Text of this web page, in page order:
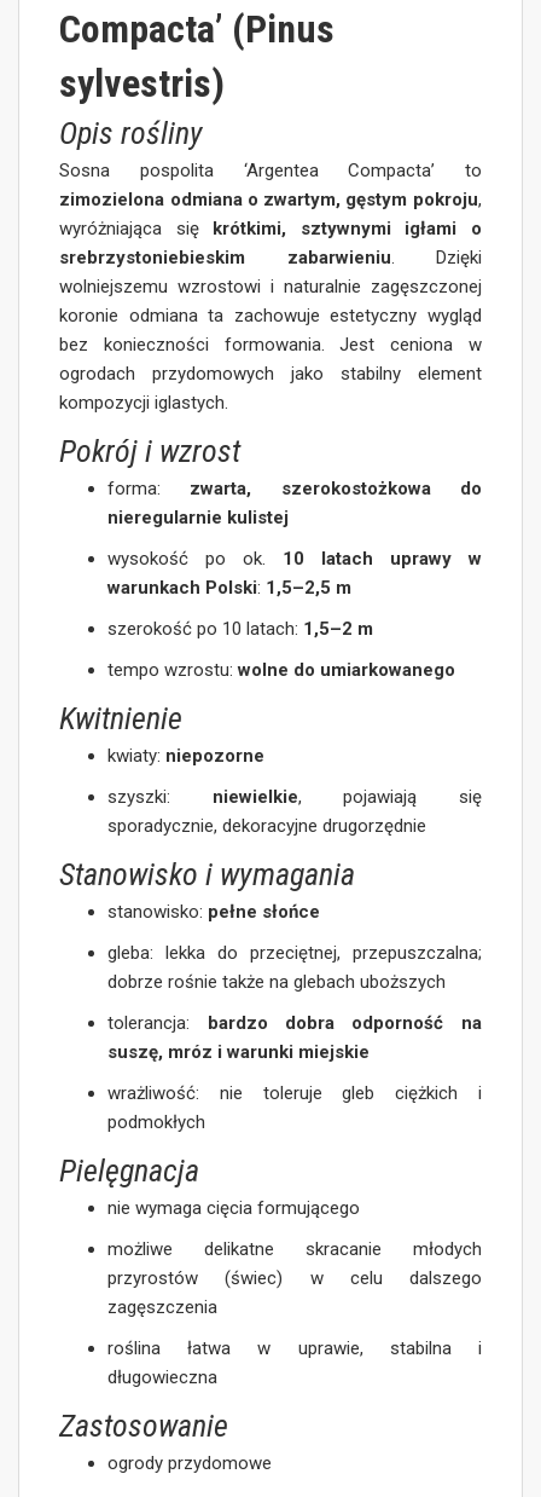
Compacta’ (Pinus
sylvestris)
Opis rośliny
Sosna pospolita ‘Argentea Compacta’ to
zimozielona odmiana o zwartym, gęstym pokroju,
wyróżniająca się krótkimi, sztywnymi igłami o
srebrzystoniebieskim zabarwieniu. Dzięki
wolniejszemu wzrostowi i naturalnie zagęszczonej
koronie odmiana ta zachowuje estetyczny wygląd
bez konieczności formowania. Jest ceniona w
ogrodach przydomowych jako stabilny element
kompozycji iglastych.
Pokrój i wzrost
forma: zwarta, szerokostożkowa do
nieregularnie kulistej
wysokość po ok. 10 latach uprawy w
warunkach Polski: 1,5–2,5 m
szerokość po 10 latach: 1,5–2 m
tempo wzrostu:wolne do umiarkowanego
Kwitnienie
kwiaty: niepozorne
szyszki: niewielkie, pojawiają się
sporadycznie, dekoracyjne drugorzędnie
Stanowisko i wymagania
stanowisko: pełne słońce
gleba: lekka do przeciętnej, przepuszczalna;
dobrze rośnie także na glebach uboższych
tolerancja: bardzo dobra odporność na
suszę, mróz i warunki miejskie
wrażliwość: nie toleruje gleb ciężkich i
podmokłych
Pielęgnacja
nie wymaga cięcia formującego
możliwe delikatne skracanie młodych
przyrostów (świec) w celu dalszego
zagęszczenia
roślina łatwa w uprawie, stabilna i
długowieczna
Zastosowanie
ogrody przydomowe